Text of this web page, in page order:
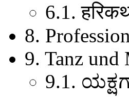
6.1.
8.
9. Tanz und
9.1.